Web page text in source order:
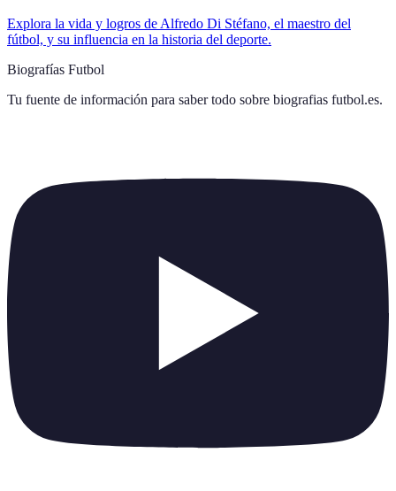
Explora la vida y logros de Alfredo Di Stéfano, el maestro del
fútbol, y su influencia en la historia del deporte.
Biografías Futbol
Tu fuente de información para saber todo sobre biografias futbol.es.